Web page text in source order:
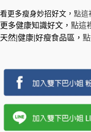
看更多瘦身妙招好文， 點這
更多健康知識好文， 點這
天然|健康|好瘦食品區，